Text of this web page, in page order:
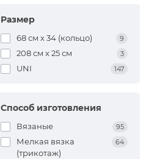
Размер
68 см х 34 (кольцо) 9
208 см х 25 см 3
UNI 147
Способ изготовления
Вязаные 95
Мелкая вязка
(трикотаж)
64